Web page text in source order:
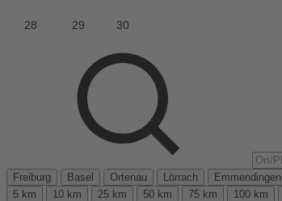
Freiburg
Basel Ortenau Lörrach Emmendingen
5 km
10 km 25 km 50 km 75 km 100 km